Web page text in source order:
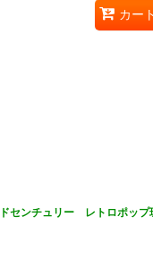
カー
センチュリー レトロポッ